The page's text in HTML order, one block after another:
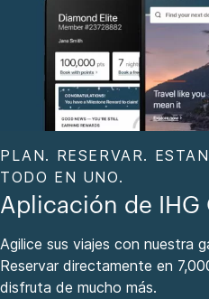
PLAN. RESERVAR.
TODO EN UNO.
Aplicación de IHG
Agilice sus viajes con nuestra
Reservar directamente en
disfruta de mucho más.